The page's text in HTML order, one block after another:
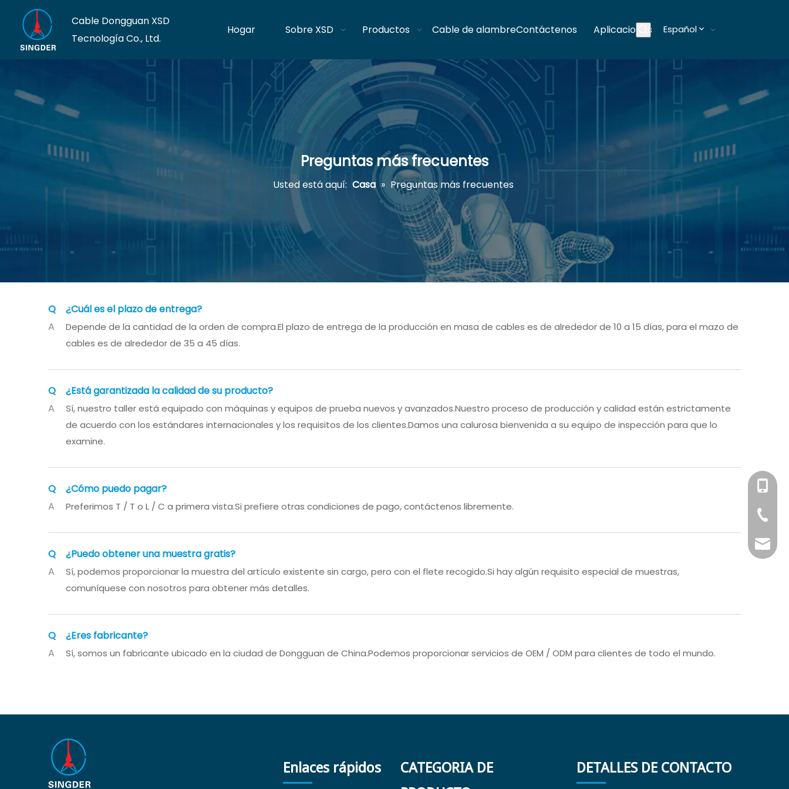
Cable Dongguan XSD
Tecnología Co., Ltd.
Hogar Sobre XSD Productos Cable de alambreContáctenos Aplicaciones Blogs
Español
Preguntas más frecuentes
Usted está aquí: Casa » Preguntas más frecuentes
Q
¿Cuál es el plazo de entrega?
A
Depende de la cantidad de la orden de compra.El plazo de entrega de la producción en masa de cables es de alrededor de 10 a 15 días, para el mazo de
cables es de alrededor de 35 a 45 días.
Q
¿Está garantizada la calidad de su producto?
A
Sí, nuestro taller está equipado con máquinas y equipos de prueba nuevos y avanzados.Nuestro proceso de producción y calidad están estrictamente
de acuerdo con los estándares internacionales y los requisitos de los clientes.Damos una calurosa bienvenida a su equipo de inspección para que lo
examine.
Q
¿Cómo puedo pagar?
A
Preferimos T / T o L / C a primera vista.Si prefiere otras condiciones de pago, contáctenos libremente.
Q
¿Puedo obtener una muestra gratis?
A
Sí, podemos proporcionar la muestra del artículo existente sin cargo, pero con el flete recogido.Si hay algún requisito especial de muestras,
comuníquese con nosotros para obtener más detalles.
Q
¿Eres fabricante?
A
Sí, somos un fabricante ubicado en la ciudad de Dongguan de China.Podemos proporcionar servicios de OEM / ODM para clientes de todo el mundo.
Enlaces rápidos
CATEGORIA DE
DETALLES DE CONTACTO
+86-
+86-